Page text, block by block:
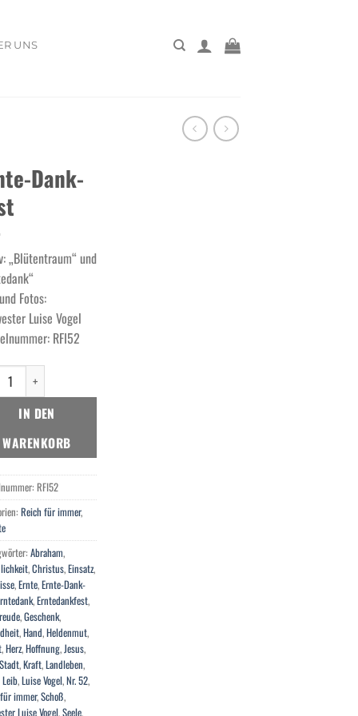
UNS
Dank-
„Blütentraum“ und
Fotos:
Luise Vogel
RFI52
Fest Menge
IN DEN
WARENKORB
RFI52
Reich für immer,
Abraham,
,Christus,Einsatz,
,Ernte,Ernte-Dank-
,Erntedankfest,
,Geschenk,
,Hand,Heldenmut,
,Herz,Hoffnung, Jesus,
,Kraft,Landleben,
Leib,Luise Vogel,Nr. 52,
immer,Schoß,
Luise Vogel,Seele,